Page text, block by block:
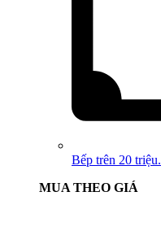
Bếp trên 20 triệu.
MUA THEO GIÁ